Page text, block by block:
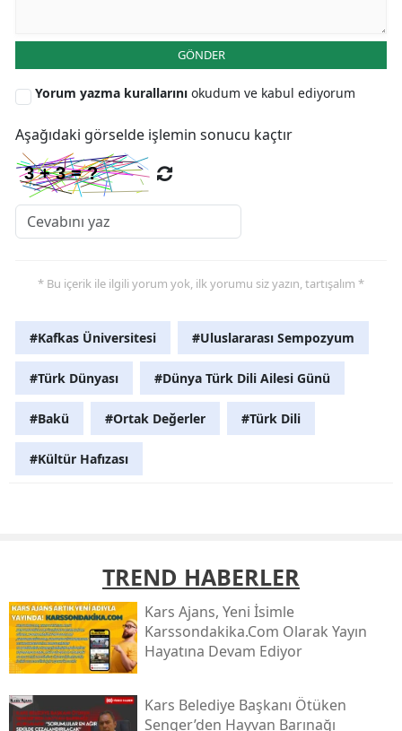
GÖNDER
Yorum yazma kurallarını okudum ve kabul ediyorum
Aşağıdaki görselde işlemin sonucu kaçtır
* Bu içerik ile ilgili yorum yok, ilk yorumu siz yazın, tartışalım *
#Kafkas Üniversitesi #Uluslararası Sempozyum
#Türk Dünyası #Dünya Türk Dili Ailesi Günü
#Bakü #Ortak Değerler #Türk Dili
#Kültür Hafızası
TREND HABERLER
Kars Ajans, Yeni İsimle
Karssondakika.com Olarak Yayın
Hayatına Devam Ediyor
Kars Belediye Başkanı Ötüken
Senger’den Hayvan Barınağı